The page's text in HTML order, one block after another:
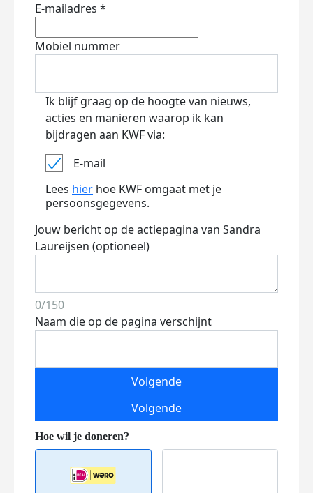
E-mailadres *
Mobiel nummer
Ik blijf graag op de hoogte van nieuws,
acties en manieren waarop ik kan
bijdragen aan KWF via:
E-mail
Lees hier hoe KWF omgaat met je
persoonsgegevens.
Jouw bericht op de actiepagina van Sandra
Laureijsen (optioneel)
0/150
Naam die op de pagina verschijnt
Volgende
Volgende